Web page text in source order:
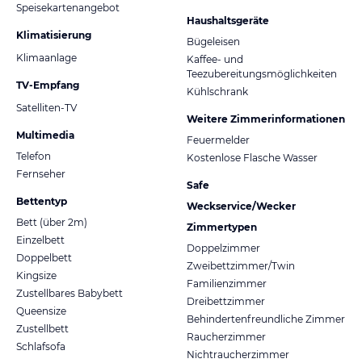
Speisekartenangebot
Klimatisierung
Klimaanlage
TV-Empfang
Satelliten-TV
Multimedia
Telefon
Fernseher
Bettentyp
Bett (über 2m)
Einzelbett
Doppelbett
Kingsize
Zustellbares Babybett
Queensize
Zustellbett
Schlafsofa
Haushaltsgeräte
Bügeleisen
Kaffee- und
Teezubereitungsmöglichkeiten
Kühlschrank
Weitere Zimmerinformationen
Feuermelder
Kostenlose Flasche Wasser
Safe
Weckservice/Wecker
Zimmertypen
Doppelzimmer
Zweibettzimmer/Twin
Familienzimmer
Dreibettzimmer
Behindertenfreundliche Zimmer
Raucherzimmer
Nichtraucherzimmer